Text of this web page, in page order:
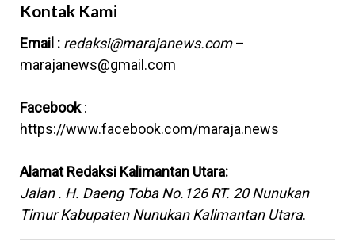
Kontak Kami
Email : redaksi@marajanews.com–
marajanews@gmail.com
Facebook:
https://www.facebook.com/maraja.news
Alamat Redaksi Kalimantan Utara:
Jalan . H. Daeng Toba No.126 RT. 20 Nunukan
Timur Kabupaten Nunukan Kalimantan Utara.